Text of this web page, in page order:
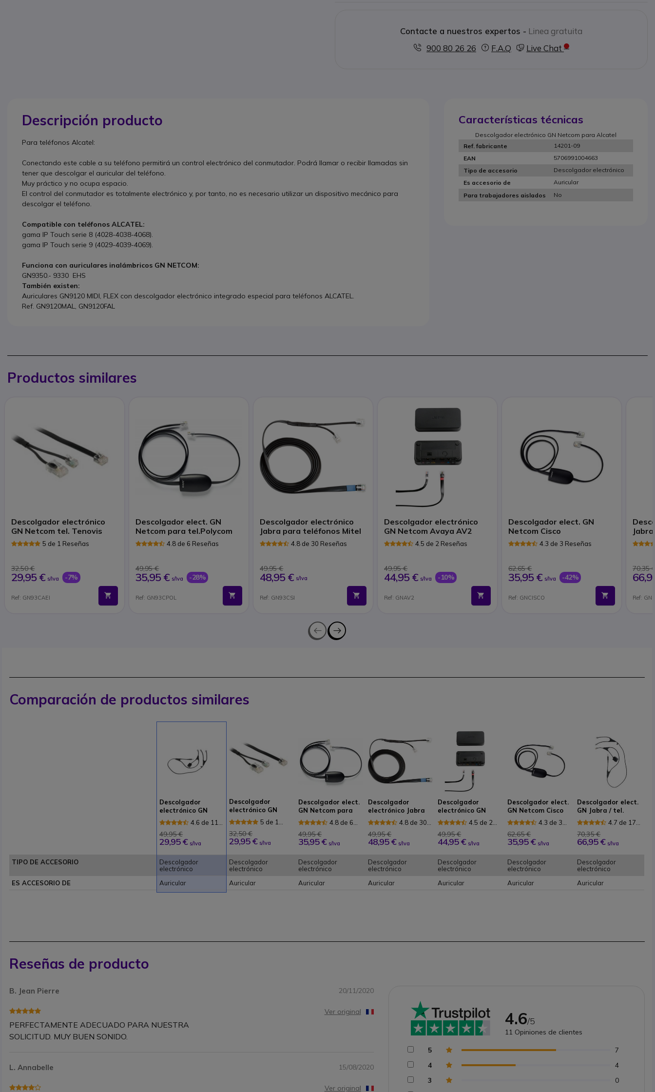
Contacte a nuestros expertos - Linea gratuita
900 80 26 26
F.A.Q Live Chat
Descripción producto
Para teléfonos Alcatel:
Conectando este cable a su teléfono permitirá un control electrónico del conmutador. Podrá llamar o recibir llamadas sin
tener que descolgar el auricular del teléfono.
Muy práctico y no ocupa espacio.
El control del conmutador es totalmente electrónico y, por tanto, no es necesario utilizar un dispositivo mecánico para
descolgar el teléfono.
Compatible con teléfonos ALCATEL:
gama IP Touch serie 8 (4028-4038-4068).
gama IP Touch serie 9 (4029-4039-4069).
Funciona con auriculares inalámbricos GN NETCOM:
GN9350.- 9330 EHS
También existen:
Auriculares GN9120 MIDI, FLEX con descolgador electrónico integrado especial para teléfonos ALCATEL.
Ref. GN9120MAL, GN9120FAL
Características técnicas
Descolgador electrónico GN Netcom para Alcatel
Ref. fabricante
14201-09
EAN
5706991004663
Tipo de accesorio
Descolgador electrónico
Es accesorio de
Auricular
Para trabajadores aislados
No
Productos similares
Descolgador electrónico
GN Netcom tel. Tenovis
5 de 1 Reseñas
32,50 €
29,95 € s/Iva -7%
Ref: GN93CAEI
Descolgador elect. GN
Netcom para tel.Polycom
4.8 de 6 Reseñas
49,95 €
35,95 € s/Iva -28%
Ref: GN93CPOL
Descolgador electrónico
Jabra para teléfonos Mitel
4.8 de 30 Reseñas
49,95 €
48,95 € s/Iva
Ref: GN93CSI
Descolgador electrónico
GN Netcom Avaya AV2
4.5 de 2 Reseñas
49,95 €
44,95 € s/Iva -10%
Ref: GNAV2
Descolgador elect. GN
Netcom Cisco
4.3 de 3 Reseñas
62,65 €
35,95 € s/Iva -42%
Ref: GNCISCO
70,35
Ref:
Comparación de productos similares
Descolgador
electrónico GN
Netcom para
Alcatel
4.6 de 11
49,95 €
29,95 € s/Iva
Descolgador
electrónico GN
Netcom tel.
Tenovis
5 de 1
32,50 €
29,95 € s/Iva
Descolgador elect.
GN Netcom para
tel.Polycom4.8 de 6
49,95 €
35,95 € s/Iva
Descolgador
electrónico Jabra
para teléfonos
Mitel
4.8 de 30
49,95 €
48,95 € s/Iva
Descolgador
electrónico GN
Netcom Avaya AV2
4.5 de 2
49,95 €
44,95 € s/Iva
Descolgador elect.
GN Netcom Cisco
4.3 de 3
62,65 €
35,95 € s/Iva
Descolgador elect.
GN Jabra / tel.
Alcatel 80XX4.7 de 17
70,35 €
66,95 € s/Iva
TIPO DE ACCESORIO
Descolgador
electrónico
Descolgador
electrónico
Descolgador
electrónico
Descolgador
electrónico
Descolgador
electrónico
Descolgador
electrónico
Descolgador
electrónico
ES ACCESORIO DE
Auricular Auricular Auricular Auricular Auricular Auricular Auricular
Reseñas de producto
B. Jean Pierre 20/11/2020
PERFECTAMENTE ADECUADO PARA NUESTRA
SOLICITUD. MUY BUEN SONIDO.
Ver original
L. Annabelle 15/08/2020
Ver original
4.6/5
11 Opiniones de clientes
5
7
4
4
3
0